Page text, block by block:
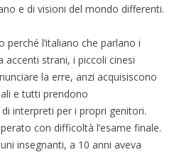
e di visioni del mondo differenti.
perché l’italiano che parlano i
accenti strani, i piccoli cinesi
la erre, anzi acquisiscono
e tutti prendono
interpreti per i propri genitori.
con difficoltà l’esame finale.
insegnanti, a 10 anni aveva